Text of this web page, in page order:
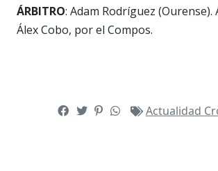
ÁRBITRO: Adam Rodríguez (Ourense).
Álex Cobo, por el Compos.
Actualidad